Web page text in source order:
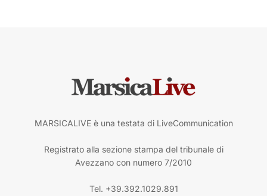
MARSICALIVE è una testata di LiveCommunication
Registrato alla sezione stampa del tribunale di
Avezzano con numero 7/2010
Tel. +39.392.1029.891